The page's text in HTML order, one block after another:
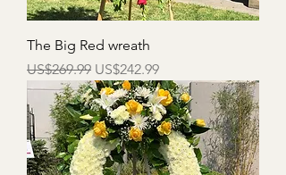
The Big Red wreath
一般價格
US$269.99 促銷價格
US$242.99